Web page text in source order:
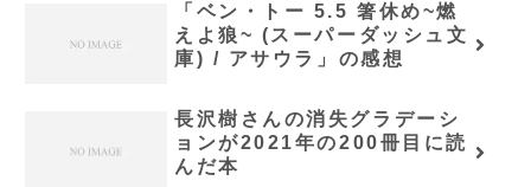
「ベン・トー 5.5 箸休め~燃
えよ狼~ (スーパーダッシュ文
庫) / アサウラ」の感想
長沢樹さんの消失グラデーシ
ョンが2021年の200冊目に読
んだ本